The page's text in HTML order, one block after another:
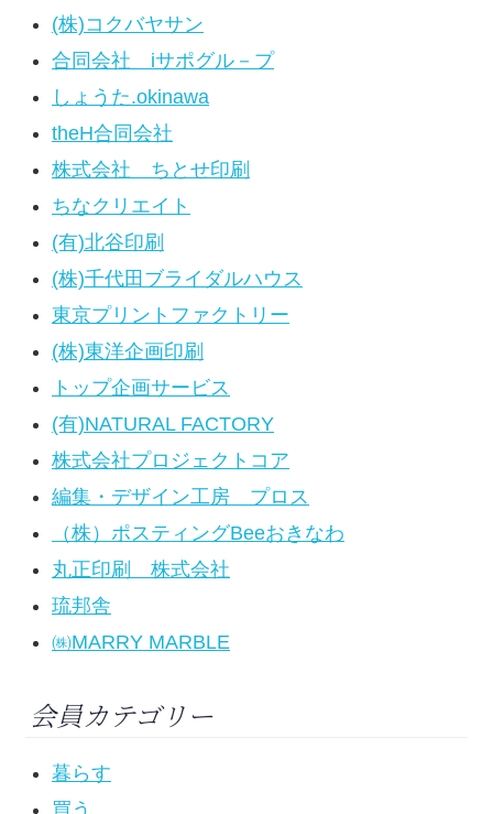
(株)コクバヤサン
合同会社 iサポグル－プ
しょうた.okinawa
theH合同会社
株式会社 ちとせ印刷
ちなクリエイト
(有)北谷印刷
(株)千代田ブライダルハウス
東京プリントファクトリー
(株)東洋企画印刷
トップ企画サービス
(有)NATURAL FACTORY
株式会社プロジェクトコア
編集・デザイン工房 プロス
（株）ポスティングBeeおきなわ
丸正印刷 株式会社
琉邦舎
㈱MARRY MARBLE
会員カテゴリー
暮らす
買う